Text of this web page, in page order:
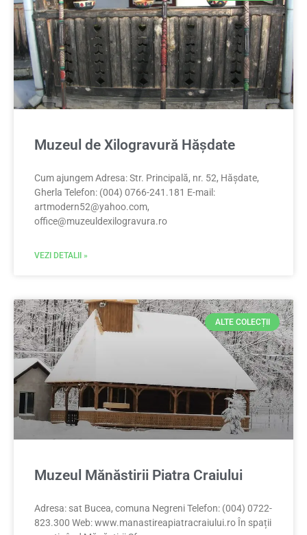
Muzeul de Xilogravură Hășdate
Cum ajungem Adresa: Str. Principală, nr. 52, Hășdate,
Gherla Telefon: (004) 0766-241.181 E-mail:
artmodern52@yahoo.com,
office@muzeuldexilogravura.ro
VEZI DETALII »
ALTE COLECȚII
Muzeul Mănăstirii Piatra Craiului
Adresa: sat Bucea, comuna Negreni Telefon: (004) 0722-
823.300 Web: www.manastireapiatracraiului.ro În spații